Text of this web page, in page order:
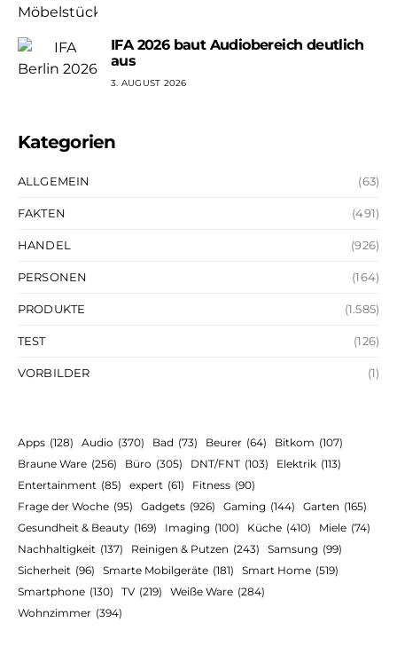
IFA 2026 baut Audiobereich deutlich
aus
3. AUGUST 2026
Kategorien
ALLGEMEIN (63)
FAKTEN (491)
HANDEL (926)
PERSONEN (164)
PRODUKTE (1.585)
TEST (126)
VORBILDER (1)
Apps (128) Audio (370) Bad (73) Beurer (64) Bitkom (107)
Braune Ware (256) Büro (305) DNT/FNT (103) Elektrik (113)
Entertainment (85) expert (61) Fitness (90)
Frage der Woche (95) Gadgets (926) Gaming (144) Garten (165)
Gesundheit & Beauty (169) Imaging (100) Küche (410) Miele (74)
Nachhaltigkeit (137) Reinigen & Putzen (243) Samsung (99)
Sicherheit (96) Smarte Mobilgeräte (181) Smart Home (519)
Smartphone (130) TV (219) Weiße Ware (284)
Wohnzimmer (394)